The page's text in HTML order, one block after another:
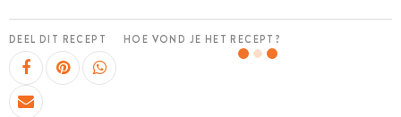
DEEL DIT RECEPT HOE VOND JE HET RECEPT?